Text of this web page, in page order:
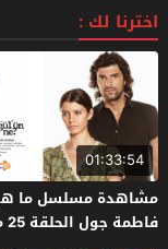
اخترنا لك :
01:33:54
مشاهدة مسلسل ما
فاطمة جول الحلقة 25 مترجم